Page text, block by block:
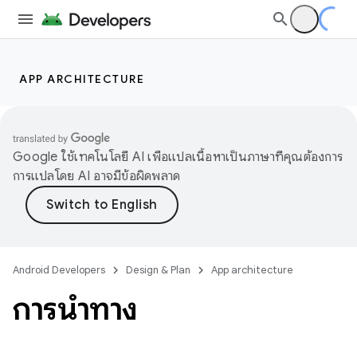
APP ARCHITECTURE
Google ใช้เทคโนโลยี AI เพื่อแปลเนื้อหาเป็นภาษาที่คุณต้องการ
การแปลโดย AI อาจมีข้อผิดพลาด
Android Developers Design & Plan App architecture
การนำทาง